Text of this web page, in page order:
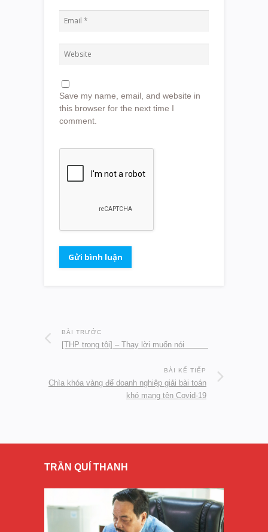
Save my name, email, and website in
this browser for the next time I
comment.
BÀI TRƯỚC
[THP trong tôi] – Thay lời muốn nói
BÀI KẾ TIẾP
Chìa khóa vàng để doanh nghiệp giải bài toán
khó mang tên Covid-19
TRẦN QUÍ THANH